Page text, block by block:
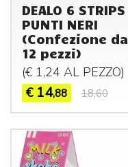
DEALO 6 STRIPS
PUNTI NERI
(Confezione da
12 pezzi)
(€ 1,24 AL PEZZO)
€ 14,88 18,60